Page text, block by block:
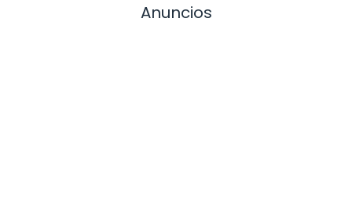
Anuncios